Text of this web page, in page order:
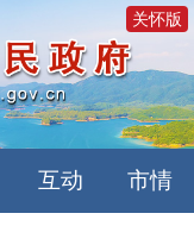
关怀版
互动 市情